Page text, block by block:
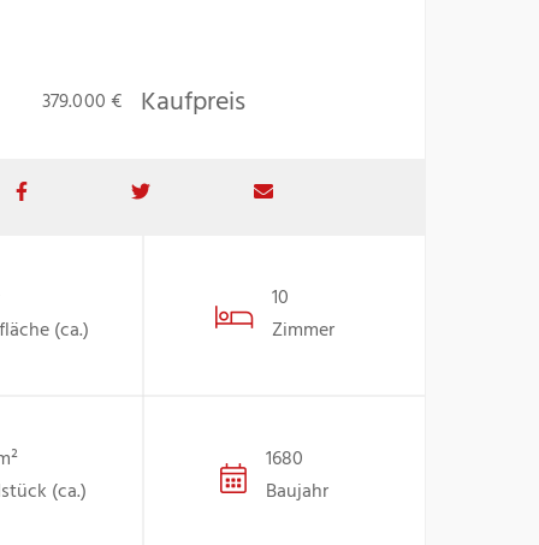
379.000 € Kaufpreis
(ca.)
10
Zimmer
(ca.)
1680
Baujahr